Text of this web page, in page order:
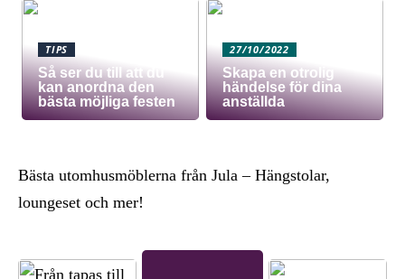
TIPS
Så ser du till att du
kan anordna den
bästa möjliga festen
27/10/2022
Skapa en otrolig
händelse för dina
anställda
Bästa utomhusmöblerna från Jula – Hängstolar,
loungeset och mer!